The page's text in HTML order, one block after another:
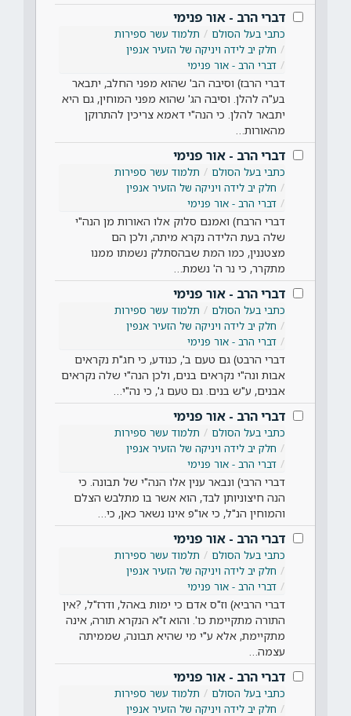
דברי הרב - אור פנימי
כתבי בעל הסולם
תלמוד עשר ספירות
חלק יב לידה ויניקה של הזעיר אנפין
דברי הרב - אור פנימי
דברי הרבז) וסיבה הב' שהוא מפני החלב, יתבאר
בע"ה להלן. וסיבה הג' שהוא מפני המוחין, גם היא
יתבאר להלן. כי הנה"י דאמא צריכין להתרוקן
מהאורות…
דברי הרב - אור פנימי
כתבי בעל הסולם
תלמוד עשר ספירות
חלק יב לידה ויניקה של הזעיר אנפין
דברי הרב - אור פנימי
דברי הרבח) ואמנם סלוק אלו האורות מן הנה"י
שלה בעת הלידה נקרא מיתה, ולכן הם
מצטננין, כמו המת שבהסתלק נשמתו ממנו
מתקרר, כי נר ה' נשמת…
דברי הרב - אור פנימי
כתבי בעל הסולם
תלמוד עשר ספירות
חלק יב לידה ויניקה של הזעיר אנפין
דברי הרב - אור פנימי
דברי הרבט) גם טעם ב', כנודע, כי חג"ת נקראים
אבות ונה"י נקראים בנים, ולכן הנה"י שלה נקראים
אבנים, ע"ש בנים. גם טעם ג', כי נה"י…
דברי הרב - אור פנימי
כתבי בעל הסולם
תלמוד עשר ספירות
חלק יב לידה ויניקה של הזעיר אנפין
דברי הרב - אור פנימי
דברי הרבי) ונבאר ענין אלו הנה"י של תבונה. כי
הנה חיצוניותן לבד, הוא אשר בו מתלבש הצלם
והמוחין הנ"ל, כי או"פ אינו נשאר כאן, כי…
דברי הרב - אור פנימי
כתבי בעל הסולם
תלמוד עשר ספירות
חלק יב לידה ויניקה של הזעיר אנפין
דברי הרב - אור פנימי
דברי הרביא) וז"ס אדם כי ימות באהל, ודרז"ל, ?אין
התורה מתקיימת כו'. והוא ז"א הנקרא תורה, אינה
מתקיימת, אלא ע"י מי שהיא תבונה, שממיתה
עצמה…
דברי הרב - אור פנימי
כתבי בעל הסולם
תלמוד עשר ספירות
חלק יב לידה ויניקה של הזעיר אנפין